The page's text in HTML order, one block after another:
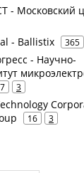
Московский
- Ballistix 365
- Научно-
3
16 3